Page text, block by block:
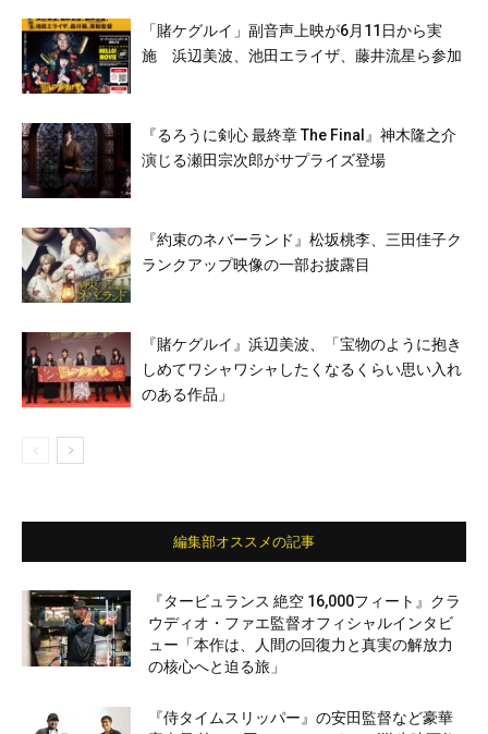
「賭ケグルイ」副音声上映が6月11日から実
施 浜辺美波、池田エライザ、藤井流星ら参加
『るろうに剣心 最終章 The Final』神木隆之介
演じる瀬田宗次郎がサプライズ登場
『約束のネバーランド』松坂桃李、三田佳子ク
ランクアップ映像の一部お披露目
『賭ケグルイ』浜辺美波、「宝物のように抱き
しめてワシャワシャしたくなるくらい思い入れ
のある作品」
編集部オススメの記事
『タービュランス 絶空 16,000フィート』クラ
ウディオ・ファエ監督オフィシャルインタビ
ュー「本作は、人間の回復力と真実の解放力
の核心へと迫る旅」
『侍タイムスリッパー』の安田監督など豪華